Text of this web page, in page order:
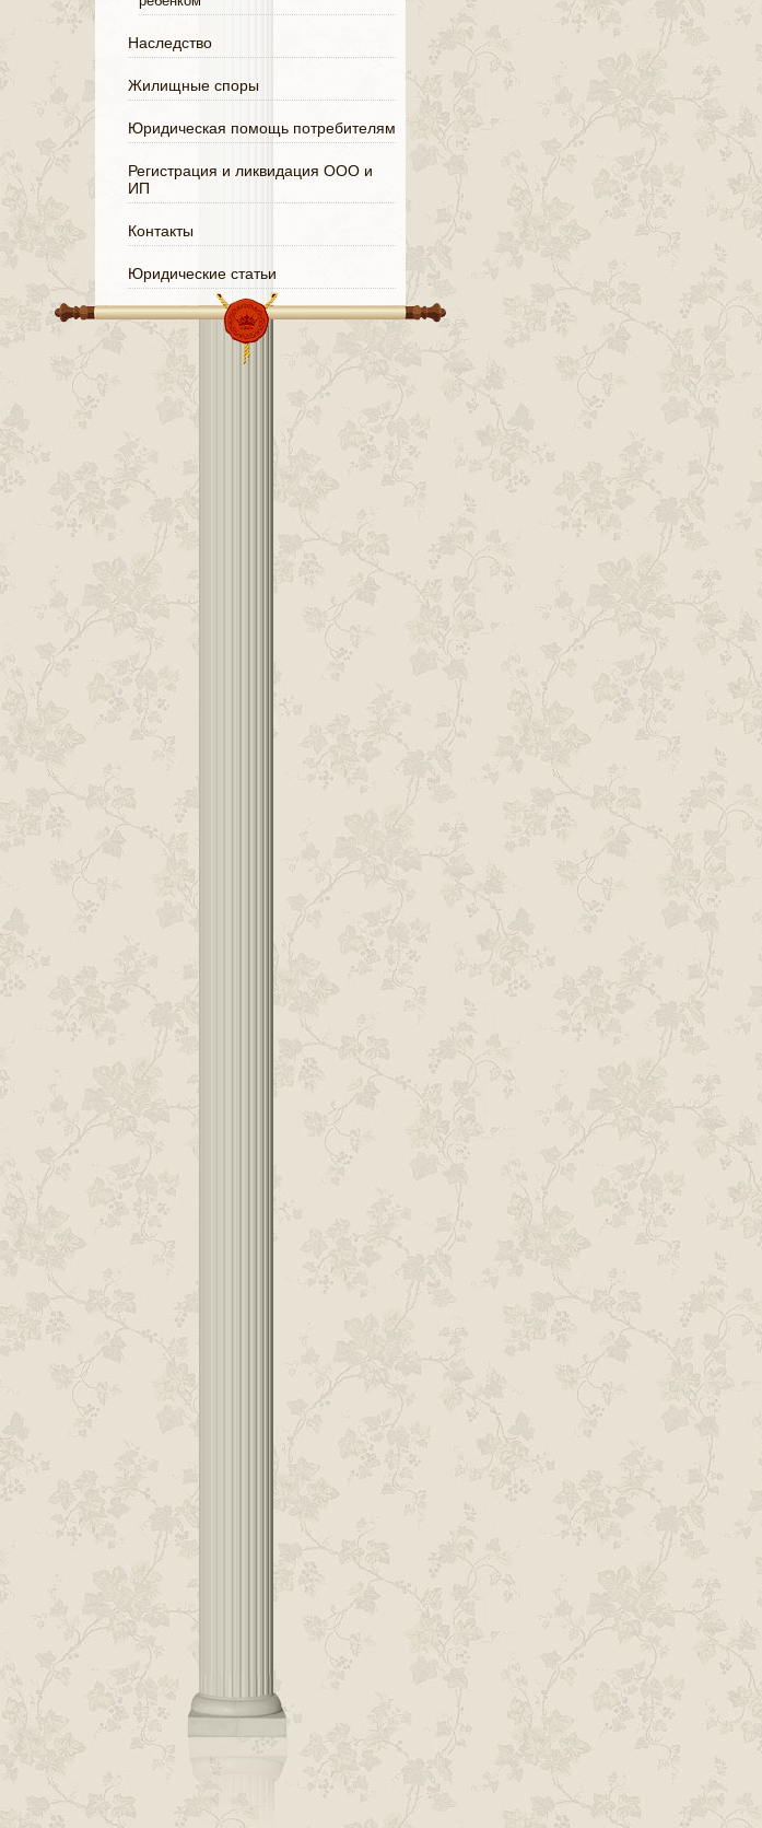
Наследство
Жилищные споры
Юридическая помощь потребителям
Регистрация и ликвидация ООО и
ИП
Контакты
Юридические статьи